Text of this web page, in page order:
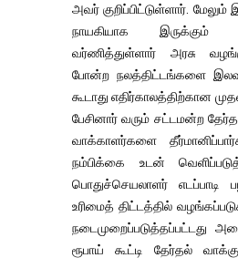
அவர் குறிப்பிட்டுள்ளார்.
நாயகியாக
வர்ணித்துள்ளார் அரசு
போன்ற நலத்திட்டங்களை
கூடாது எதிர்காலத்திற்கான
பேசினார் வரும் சட்டமன்ற
வாக்காளர்களை
நம்பிக்கை உடன்
பொதுச்செயலாளர் எடப்பாடி
உரிமைத் திட்டத்தில்
நடைமுறைப்படுத்தப்பட்டது
ரூபாய் கூட்டி தேர்தல்